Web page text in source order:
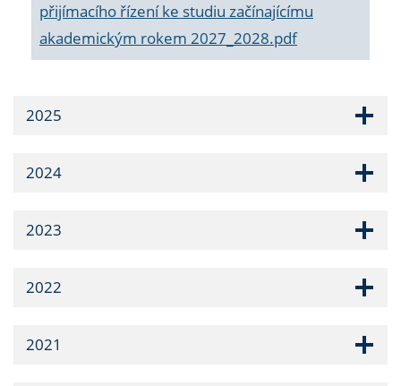
přijímacího řízení ke studiu začínajícímu
akademickým rokem 2027_2028.pdf
2025
2024
2023
2022
2021